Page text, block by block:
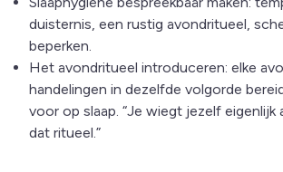
duisternis, een rustig avondritueel,
beperken.
Het avondritueel introduceren: elke
handelingen in dezelfde volgorde
voor op slaap. “Je wiegt jezelf eigenlijk
dat ritueel.”